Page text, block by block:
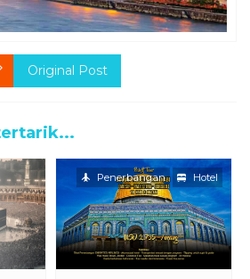
Original Post
Penerbangan Hotel